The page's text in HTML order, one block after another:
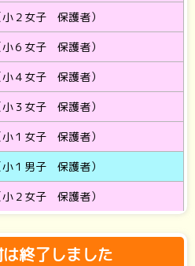
２女子 保護者）
６女子 保護者）
４女子 保護者）
３女子 保護者）
１女子 保護者）
１男子 保護者）
２女子 保護者）
終了しました